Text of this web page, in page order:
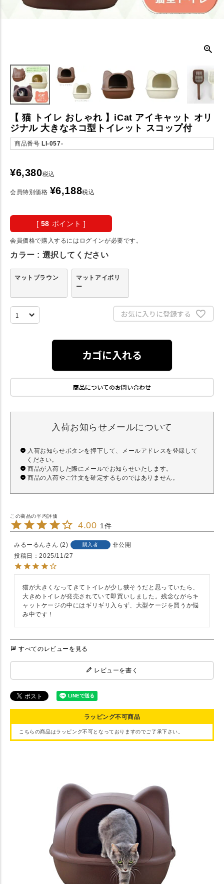
【 猫 トイレ おしゃれ 】iCat アイキャット オリ
ジナル 大きなネコ型トイレット スコップ付
商品番号 LI-057-
¥6,380税込
会員特別価格 ¥6,188税込
[ 58 ポイント ]
会員価格で購入するにはログインが必要です。
カラー 選択してください
マットブラウン
マットアイボリ
ー
お気に入りに登録する
カゴに入れる
商品についてのお問い合わせ
入荷お知らせメールについて
入荷お知らせボタンを押下して、メールアドレスを登録して
ください。
商品が入荷した際にメールでお知らせいたします。
商品の入荷やご注文を確定するものではありません。
4.00 1
みるーるん 2 購入者
非公開
投稿日
2025/11/27
猫が大きくなってきてトイレが少し狭そうだと思っていたら、
大きめトイレが発売されていて即買いしました。残念ながらキ
ャットケージの中にはギリギリ入らず、大型ケージを買うか悩
み中です！
すべてのレビューを見る
レビューを書く
ラッピング不可商品
こちらの商品はラッピング不可となっておりますのでご了承下さい。